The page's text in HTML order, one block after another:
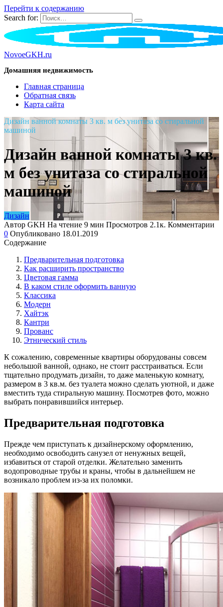
Перейти к содержанию
Search for:
NovoeGKH.ru
Домашняя недвижимость
Главная страница
Обратная связь
Карта сайта
Дизайн ванной комнаты 3 кв. м без унитаза со стиральной
машиной
Дизайн ванной комнаты 3 кв.
м без унитаза со стиральной
машиной
Дизайн
Автор GKH На чтение 9 мин Просмотров 2.1к. Комментарии
0 Опубликовано 18.01.2019
Содержание
Предварительная подготовка
Как расширить пространство
Цветовая гамма
В каком стиле оформить ванную
Классика
Модерн
Хайтэк
Кантри
Прованс
Этнический стиль
К сожалению, современные квартиры оборудованы совсем
небольшой ванной, однако, не стоит расстраиваться. Если
тщательно продумать дизайн, то даже маленькую комнату,
размером в 3 кв.м. без туалета можно сделать уютной, и даже
вместить туда стиральную машину. Посмотрев фото, можно
выбрать понравившийся интерьер.
Предварительная подготовка
Прежде чем приступать к дизайнерскому оформлению,
необходимо освободить санузел от ненужных вещей,
избавиться от старой отделки. Желательно заменить
водопроводные трубы и краны, чтобы в дальнейшем не
возникало проблем из-за их поломки.